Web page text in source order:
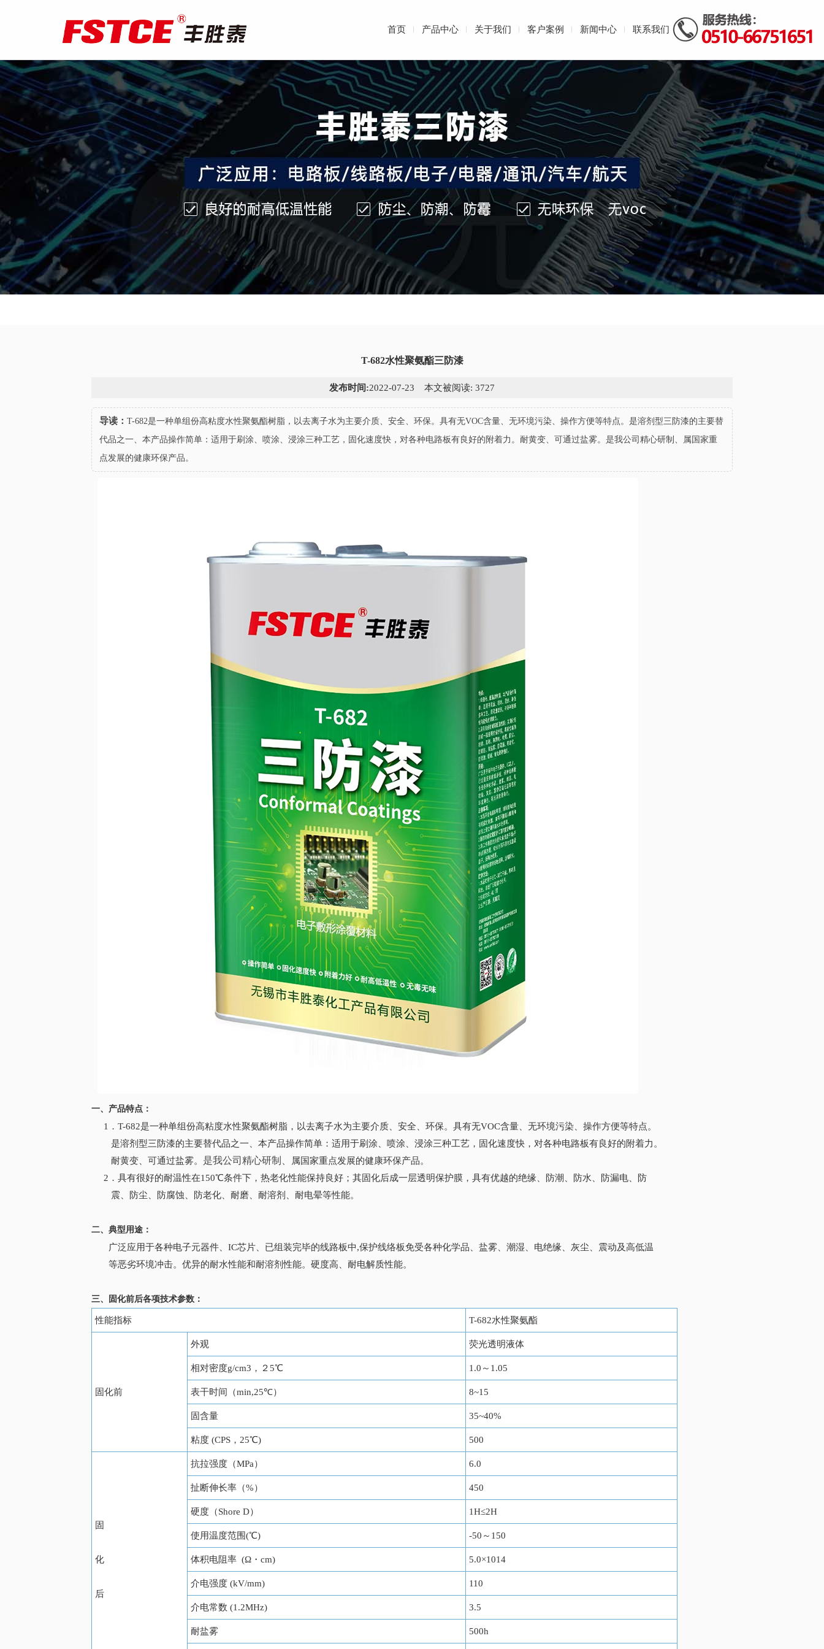
首页 产品中心 关于我们 客户案例 新闻中心 联系我们
T-682水性聚氨酯三防漆
发布时间:2022-07-23 本文被阅读: 3727
导读：T-682是一种单组份高粘度水性聚氨酯树脂，以去离子水为主要介质、安全、环保。具有无VOC含量、无环境污染、操作方便等特点。是溶剂型三防漆的主要替
代品之一、本产品操作简单：适用于刷涂、喷涂、浸涂三种工艺，固化速度快，对各种电路板有良好的附着力。耐黄变、可通过盐雾。是我公司精心研制、属国家重
点发展的健康环保产品。
一、产品特点：
1．T-682是一种单组份高粘度水性聚氨酯树脂，以去离子水为主要介质、安全、环保。具有无VOC含量、无环境污染、操作方便等特点。
是溶剂型三防漆的主要替代品之一、本产品操作简单：适用于刷涂、喷涂、浸涂三种工艺，固化速度快，对各种电路板有良好的附着力。
耐黄变、可通过盐雾。 是我公司精心研制、
属国家重点发展的健康环保产品。
2．具有很好的耐温性在150℃条件下，热老化性能保持良好；其固化后成一层透明保护膜，具有优越的绝缘、防潮、防水、防漏电、防
震、防尘、防腐蚀、防老化、耐磨、耐溶剂、耐电晕等性能。
二、典型用途：
广泛应用于各种电子元器件、IC芯片、已组装完毕的线路板中,保护线络板免受各种化学品、盐雾、潮湿、电绝缘、灰尘、震动及高低温
等恶劣环境冲击。优异的耐水性能和耐溶剂性能。硬度高、耐电解质性能。
三、固化前后各项技术参数：
性能指标 T-682水性聚氨酯
固化前
外观 荧光透明液体
相对密度g/cm3，２5℃ 1.0～1.05
表干时间（min,25℃） 8~15
固含量 35~40%
粘度 (CPS，25℃) 500
固
化
后
抗拉强度（MPa） 6.0
扯断伸长率（%） 450
硬度（Shore D） 1H≤2H
使用温度范围(℃) -50～150
体积电阻率 (Ω・cm) 5.0×1014
介电强度 (kV/mm) 110
介电常数 (1.2MHz) 3.5
耐盐雾 500h